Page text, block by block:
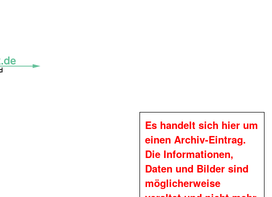
Es handelt sich hier um
einen Archiv-Eintrag.
Die Informationen,
Daten und Bilder sind
möglicherweise